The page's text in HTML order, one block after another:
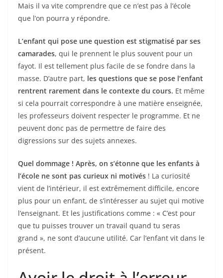
Mais il va vite comprendre que ce n’est pas à l’école
que l’on pourra y répondre.
L’enfant qui pose une question est stigmatisé par ses
camarades, qui le prennent le plus souvent pour un
fayot. Il est tellement plus facile de se fondre dans la
masse. D’autre part, les questions que se pose l’enfant
rentrent rarement dans le contexte du cours. Et même
si cela pourrait correspondre à une matière enseignée,
les professeurs doivent respecter le programme. Et ne
peuvent donc pas de permettre de faire des
digressions sur des sujets annexes.
Quel dommage ! Après, on s’étonne que les enfants à
l’école ne sont pas curieux ni motivés ! La curiosité
vient de l’intérieur, il est extrêmement difficile, encore
plus pour un enfant, de s’intéresser au sujet qui motive
l’enseignant. Et les justifications comme : « C’est pour
que tu puisses trouver un travail quand tu seras
grand », ne sont d’aucune utilité. Car l’enfant vit dans le
présent.